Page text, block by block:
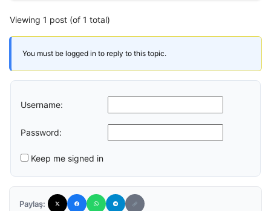
Viewing 1 post (of 1 total)
You must be logged in to reply to this topic.
Username:
Password:
Keep me signed in
Paylaş: